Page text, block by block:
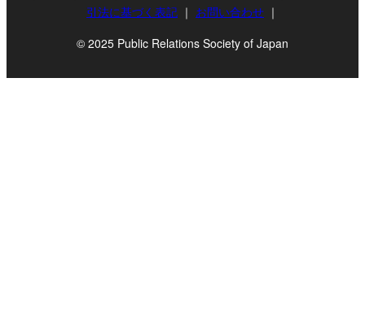
引法に基づく表記 ｜ お問い合わせ ｜
© 2025 Public Relations Society of Japan